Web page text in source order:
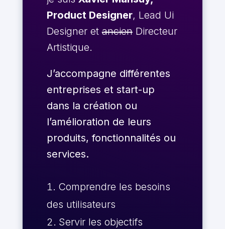
Product Designer, Lead Ui
Designer etancienDirecteur
Artistique.
J’accompagne différentes
entreprises et start-up
dans la création ou
l’amélioration de leurs
produits, fonctionnalités ou
services.
Comprendre les besoins
des utilisateurs
Servir les objectifs